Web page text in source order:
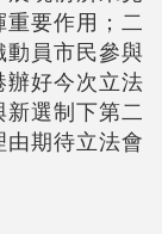
要作用；二
員市民參與
好今次立法
選制下第二
期待立法會